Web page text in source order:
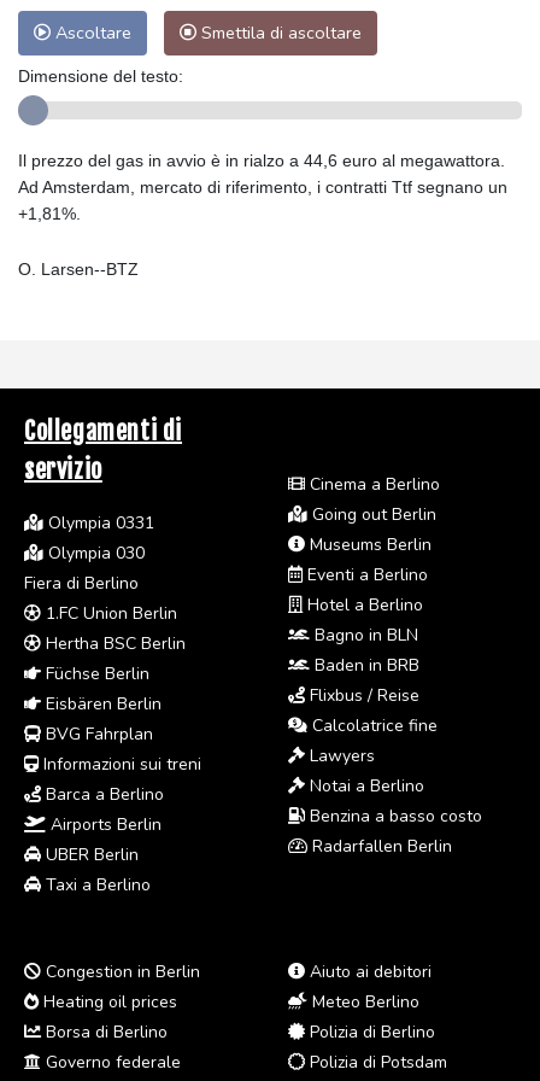
Ascoltare Smettila di ascoltare
Dimensione del testo:
Il prezzo del gas in avvio è in rialzo a 44,6 euro al megawattora.
Ad Amsterdam, mercato di riferimento, i contratti Ttf segnano un
+1,81%.
O. Larsen--BTZ
Collegamenti di
servizio
Olympia 0331
Olympia 030
Fiera di Berlino
1.FC Union Berlin
Hertha BSC Berlin
Füchse Berlin
Eisbären Berlin
BVG Fahrplan
Informazioni sui treni
Barca a Berlino
Airports Berlin
UBER Berlin
Taxi a Berlino
Cinema a Berlino
Going out Berlin
Museums Berlin
Eventi a Berlino
Hotel a Berlino
Bagno in BLN
Baden in BRB
Flixbus / Reise
Calcolatrice fine
Lawyers
Notai a Berlino
Benzina a basso costo
Radarfallen Berlin
Congestion in Berlin
Heating oil prices
Borsa di Berlino
Governo federale
Aiuto ai debitori
Meteo Berlino
Polizia di Berlino
Polizia di Potsdam